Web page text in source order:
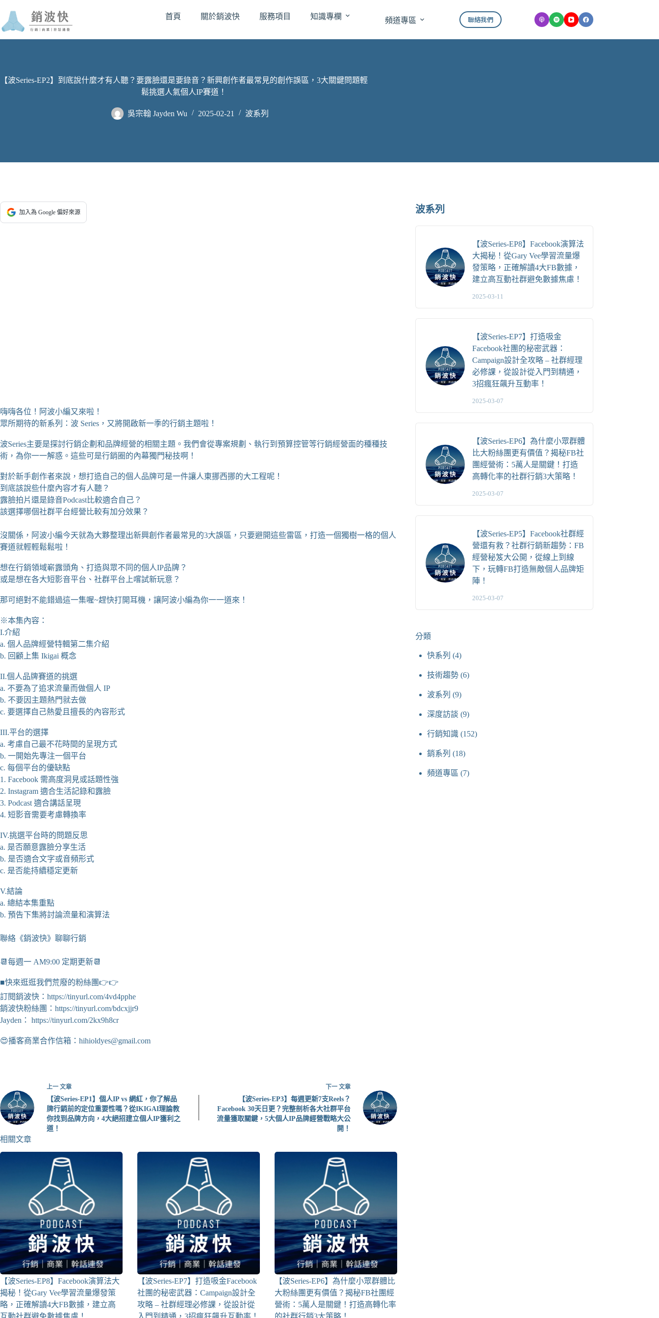
至
要
首頁 關於銷波快 服務項目 知識專欄 頻道專區 聯絡我們
【波Series-EP2】到底說什麼才有人聽？要露臉還是要錄音？新興創作者最常見的創作誤區，3大關鍵問題輕
鬆挑選人氣個人IP賽道！
吳宗翰 Jayden Wu 2025-02-21 波系列
加入為 Google 偏好來源
嗨嗨各位！阿波小編又來啦！
眾所期待的新系列：波 Series，又將開啟新一季的行銷主題啦！
波Series主要是探討行銷企劃和品牌經營的相關主題。我們會從專案規劃、執行到預算控管等行銷經營面的種種技
術，為你一一解惑。這些可是行銷圈的內幕獨門秘技啊！
對於新手創作者來說，想打造自己的個人品牌可是一件讓人東挪西挪的大工程呢！
到底該說些什麼內容才有人聽？
露臉拍片還是錄音Podcast比較適合自己？
該選擇哪個社群平台經營比較有加分效果？
沒關係，阿波小編今天就為大夥整理出新興創作者最常見的3大誤區，只要避開這些雷區，打造一個獨樹一格的個人
賽道就輕輕鬆鬆啦！
想在行銷領域嶄露頭角、打造與眾不同的個人IP品牌？
或是想在各大短影音平台、社群平台上嚐試新玩意？
那可絕對不能錯過這一集喔~趕快打開耳機，讓阿波小編為你一一道來！
※本集內容：
I.介紹
a. 個人品牌經營特輯第二集介紹
b. 回顧上集 Ikigai 概念
II.個人品牌賽道的挑選
a. 不要為了追求流量而做個人 IP
b. 不要因主題熱門就去做
c. 要選擇自己熱愛且擅長的內容形式
III.平台的選擇
a. 考慮自己最不花時間的呈現方式
b. 一開始先專注一個平台
c. 每個平台的優缺點
1. Facebook 需高度洞見或話題性強
2. Instagram 適合生活記錄和露臉
3. Podcast 適合講話呈現
4. 短影音需要考慮轉換率
IV.挑選平台時的問題反思
a. 是否願意露臉分享生活
b. 是否適合文字或音頻形式
c. 是否能持續穩定更新
V.結論
a. 總結本集重點
b. 預告下集將討論流量和演算法
聯絡《銷波快》聊聊行銷
📆每週一 AM9:00 定期更新📆
■快來逛逛我們荒廢的粉絲團👉👉
訂閱銷波快：https://tinyurl.com/4vd4pphe
銷波快粉絲團：https://tinyurl.com/bdcxjjr9
Jayden： https://tinyurl.com/2kx9h8cr
😍播客商業合作信箱： hihioldyes@gmail.com
上一 文章
【波Series-EP1】個人IP vs 網紅，你了解品
牌行銷前的定位重要性嗎？從IKIGAI理論教
你找到品牌方向，4大絕招建立個人IP獲利之
道！
下一文章
【波Series-EP3】每週更新7支Reels？
Facebook 30天日更？完整剖析各大社群平台
流量獲取關鍵，5大個人IP品牌經營戰略大公
開！
相關文章
【波Series-EP8】Facebook演算法大
揭秘！從Gary Vee學習流量爆發策
略，正確解讀4大FB數據，建立高
【波Series-EP7】打造吸金Facebook
社團的秘密武器：Campaign設計全
攻略 – 社群經理必修課，從設計從
【波Series-EP6】為什麼小眾群體比
大粉絲團更有價值？揭秘FB社團經
營術：5萬人是關鍵！打造高轉化率
波系列
【波Series-EP8】Facebook演算法
大揭秘！從Gary Vee學習流量爆
發策略，正確解讀4大FB數據，
建立高互動社群避免數據焦慮！
2025-03-11
【波Series-EP7】打造吸金
Facebook社團的秘密武器：
Campaign設計全攻略 – 社群經理
必修課，從設計從入門到精通，
3招瘋狂飆升互動率！
2025-03-07
【波Series-EP6】為什麼小眾群體
比大粉絲團更有價值？揭秘FB社
團經營術：5萬人是關鍵！打造
高轉化率的社群行銷3大策略！
2025-03-07
【波Series-EP5】Facebook社群經
營還有救？社群行銷新趨勢：FB
經營秘笈大公開，從線上到線
下，玩轉FB打造無敵個人品牌矩
陣！
2025-03-07
分類
快系列 (4)
技術趨勢(6)
波系列 (9)
深度訪談 (9)
行銷知識(152)
銷系列 (18)
頻道專區 (7)